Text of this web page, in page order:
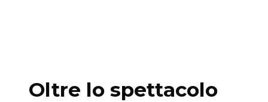
Oltre lo spettacolo